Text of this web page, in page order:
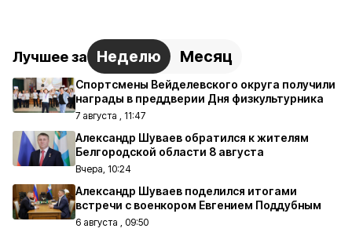
Лучшее за Неделю Месяц
Спортсмены Вейделевского округа получили
награды в преддверии Дня физкультурника
7 августа , 11:47
Александр Шуваев обратился к жителям
Белгородской области 8 августа
Вчера, 10:24
Александр Шуваев поделился итогами
встречи с военкором Евгением Поддубным
6 августа , 09:50